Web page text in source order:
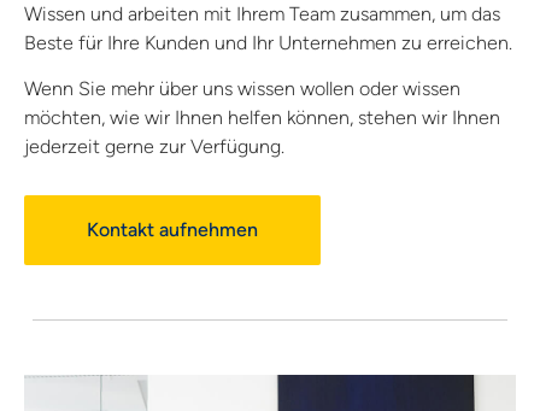
Wissen und arbeiten mit Ihrem Team zusammen, um das
Beste für Ihre Kunden und Ihr Unternehmen zu erreichen.
Wenn Sie mehr über uns wissen wollen oder wissen
möchten, wie wir Ihnen helfen können, stehen wir Ihnen
jederzeit gerne zur Verfügung.
Kontakt aufnehmen